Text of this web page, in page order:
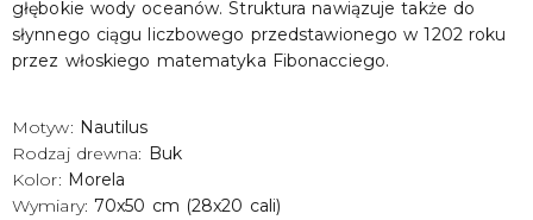
głębokie wody oceanów. Struktura nawiązuje także do
słynnego ciągu liczbowego przedstawionego w 1202 roku
przez włoskiego matematyka Fibonacciego.
Motyw: Nautilus
Rodzaj drewna: Buk
Kolor: Morela
Wymiary: 70x50 cm (28x20 cali)